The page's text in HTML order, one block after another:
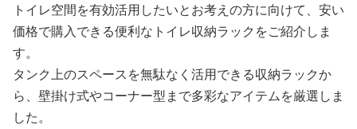
トイレ空間を有効活用したいとお考えの方に向けて、安い
価格で購入できる便利なトイレ収納ラックをご紹介しま
す。
タンク上のスペースを無駄なく活用できる収納ラックか
ら、壁掛け式やコーナー型まで多彩なアイテムを厳選しま
した。